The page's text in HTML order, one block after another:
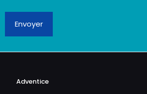
Envoyer
Adventice